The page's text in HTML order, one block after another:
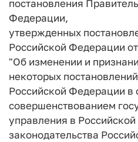
постановления
Федерации,
утвержденных
Российской Федерации
"Об изменении и
некоторых
Российской Федерации в
совершенствованием
управления в
законодательства